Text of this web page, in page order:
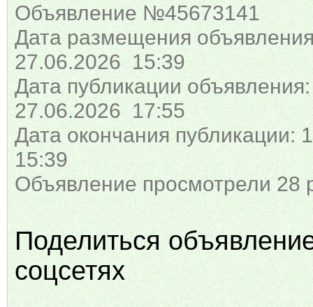
Объявление №45673141
Дата размещения
27.06.2026 15:39
Дата публикации объявления:
27.06.2026 17:55
Дата окончания публикации:
15:39
Объявление просмотрели 28
Поделиться
соцсетях